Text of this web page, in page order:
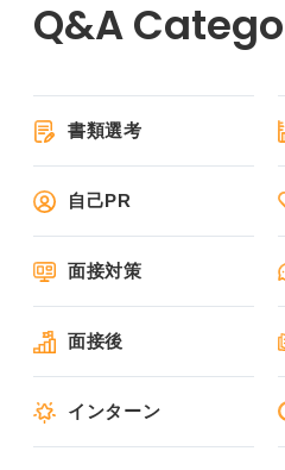
書類選考
自己PR
面接対策
面接後
インターン